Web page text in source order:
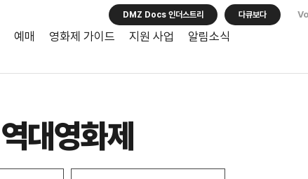
예매 영화제 가이드 지원 사업 알림소식
DMZ Docs 인더스트리 다큐보다
역대영화제